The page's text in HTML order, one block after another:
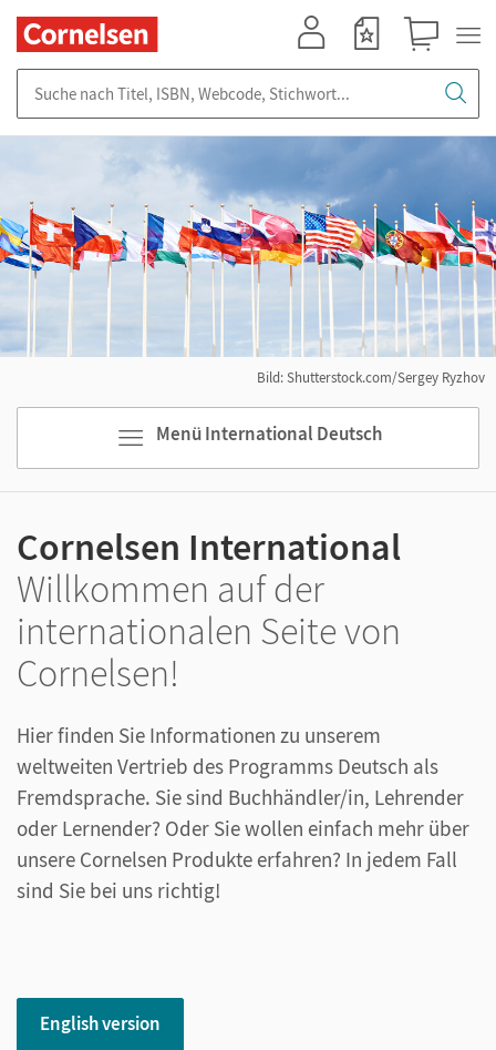
Menü International Deutsch
Bild: Shutterstock.com/Sergey Ryzhov
Cornelsen International
Willkommen auf der
internationalen Seite von
Cornelsen!
Hier finden Sie Informationen zu unserem
weltweiten Vertrieb des Programms Deutsch als
Fremdsprache. Sie sind Buchhändler/in, Lehrender
oder Lernender? Oder Sie wollen einfach mehr über
unsere Cornelsen Produkte erfahren? In jedem Fall
sind Sie bei uns richtig!
English version